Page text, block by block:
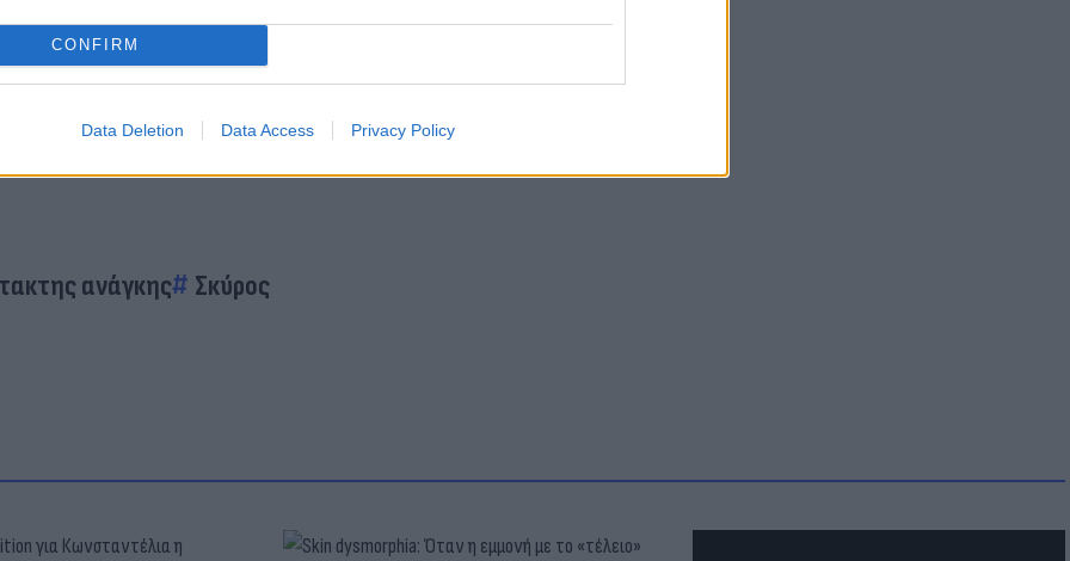
CONFIRM
Data Deletion Data Access Privacy Policy
ανάγκης Σκύρος